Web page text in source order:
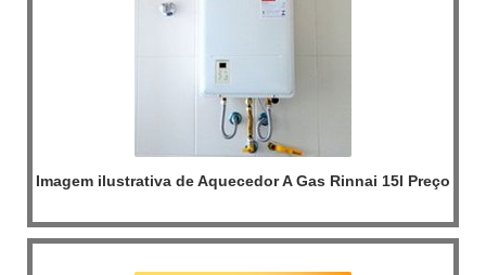
Imagem ilustrativa de Aquecedor A Gas Rinnai 15l Preço